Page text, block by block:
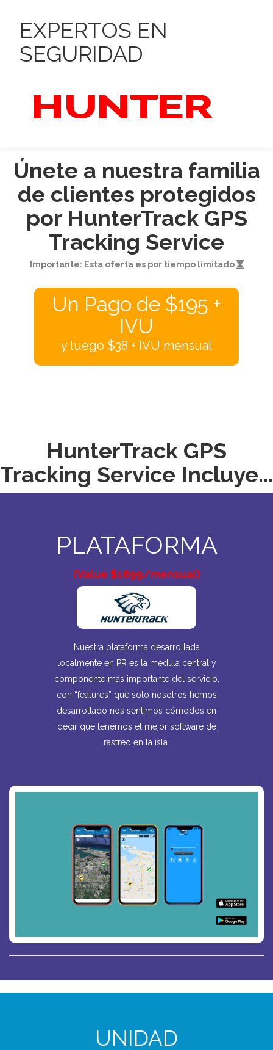
EXPERTOS EN
SEGURIDAD
HUNTER
Únete a nuestra familia
de clientes protegidos
por HunterTrack GPS
Tracking Service
Importante: Esta oferta es por tiempo limitado
Un Pago de $195 +
IVU
y luego $38 + IVU mensual
HunterTrack GPS
Tracking Service Incluye...
PLATAFORMA
(Value $1899/mensual)
Nuestra plataforma desarrollada
localmente en PR es la medula central y
componente más importante del servicio,
con “features” que solo nosotros hemos
desarrollado nos sentimos cómodos en
decir que tenemos el mejor software de
rastreo en la isla.
UNIDAD